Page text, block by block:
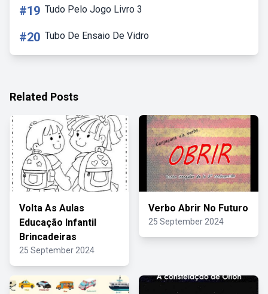
#19 Tudo Pelo Jogo Livro 3
#20 Tubo De Ensaio De Vidro
Related Posts
Volta As Aulas
Educação Infantil
Brincadeiras
25 September 2024
Verbo Abrir No Futuro
25 September 2024